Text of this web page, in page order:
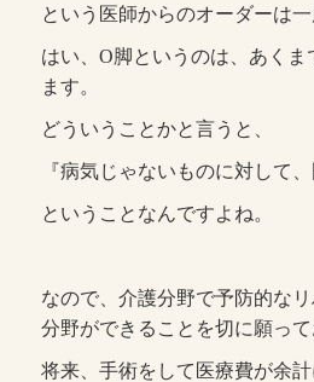
という医師からのオーダーは
はい、O脚というのは、あく
ます。
どういうことかと言うと、
『病気じゃないものに対して
ということなんですよね。
なので、介護分野で予防的な
分野ができることを切に願って
将来、手術をして医療費が余